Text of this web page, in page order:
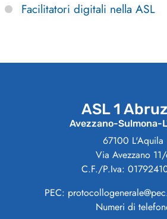
Facilitatori digitali nella ASL
ASL 1
Avezzano-Sulmona-
67100 L'Aquila
Via Avezzano
C.F./P.Iva:
PEC:
Numeri di